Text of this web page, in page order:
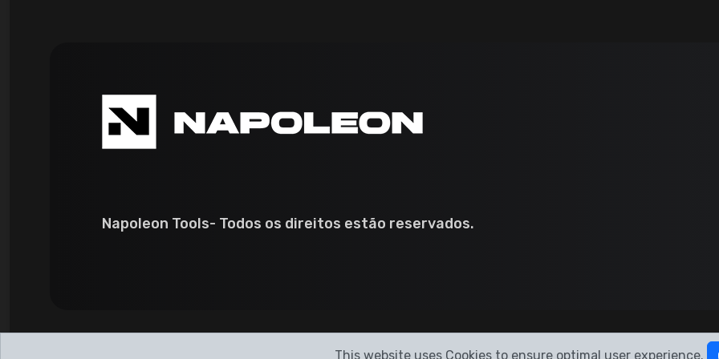
Napoleon Tools- Todos os direitos estão reservados.
This website uses Cookies to ensure optimal user experience.